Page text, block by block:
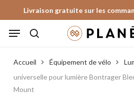
to
main
Livraison gratuite sur les
Menu
Accueil Équipement de vélo
universelle pour lumière Bontrager
Mount